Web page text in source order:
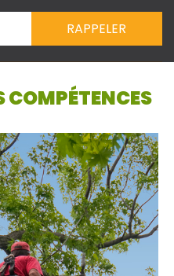
COMPÉTENCES